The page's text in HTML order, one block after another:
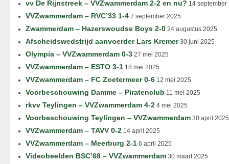
vv De Rijnstreek – VVZwammerdam 2-2 en nu? 14 september
VVZwammerdam – RVC’33 1-4 7 september 2025
Zwammerdam – Hazerswoudse Boys 2-0 24 augustus 2025
Afscheidswedstrijd aanvoerder Lars Kremer30 juni 2025
Olympia – VVZwammerdam 0-3 27 mei 2025
VVZwammerdam – ESTO 3-1 18 mei 2025
VVZwammerdam – FC Zoetermeer 0-6 12 mei 2025
Voorbeschouwing Damme – Piratenclub 11 mei 2025
rkvv Teylingen – VVZwammerdam 4-2 4 mei 2025
Voorbeschouwing Teylingen – VVZwammerdam 30 april 2025
VVZwammerdam – TAVV 0-2 14 april 2025
VVZwammerdam – Meerburg 2-1 6 april 2025
Videobeelden BSC’68 – VVZwammerdam 30 maart 2025